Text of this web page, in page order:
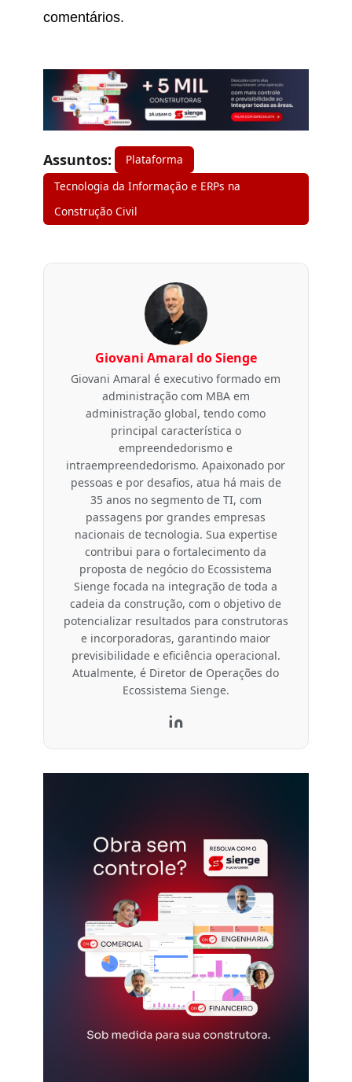
comentários.
Assuntos:
Plataforma
Tecnologia da Informação e ERPs na
Construção Civil
Giovani Amaral do Sienge
Giovani Amaral é executivo formado em
administração com MBA em
administração global, tendo como
principal característica o
empreendedorismo e
intraempreendedorismo. Apaixonado por
pessoas e por desafios, atua há mais de
35 anos no segmento de TI, com
passagens por grandes empresas
nacionais de tecnologia. Sua expertise
contribui para o fortalecimento da
proposta de negócio do Ecossistema
Sienge focada na integração de toda a
cadeia da construção, com o objetivo de
potencializar resultados para construtoras
e incorporadoras, garantindo maior
previsibilidade e eficiência operacional.
Atualmente, é Diretor de Operações do
Ecossistema Sienge.